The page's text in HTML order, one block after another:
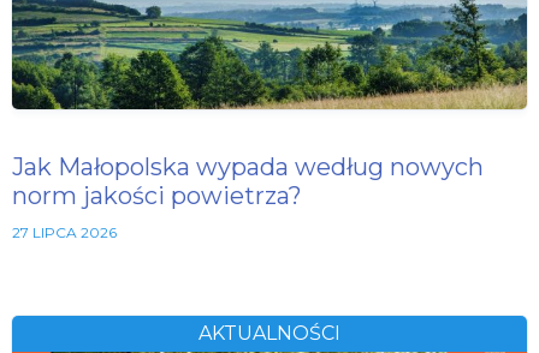
Jak Małopolska wypada według nowych
norm jakości powietrza?
27 LIPCA 2026
AKTUALNOŚCI